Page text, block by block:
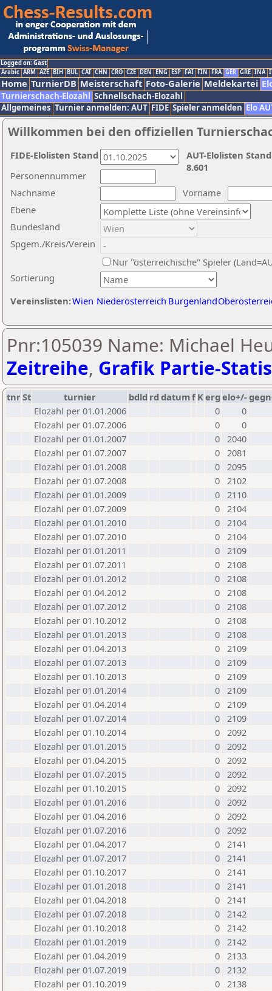
Logged on: Gast
Arabic ARM AZE BIH BUL CAT CHN CRO CZE DEN ENG ESP FAI FIN FRA GER GRE INA
Home TurnierDB Meisterschaft Foto-Galerie Meldekartei
Turnierschach-Elozahl Schnellschach-Elozahl
Allgemeines Turnier anmelden: AUT FIDE Spieler anmelden Elo
Willkommen bei den offiziellen
Nachname
Vorname
Ebene
Sortierung
Personennummer
Bundesland
Spgem./Kreis/Verein
Nur "österreichische" Spieler
Vereinslisten:Wien Niederösterreich Burgenland
AUT-Elolisten
8.601
FIDE-Elolisten Stand
Pnr:105039 Name: Michael
Zeitreihe, Grafik Partie-
tnrSt turnier bdld rd datumf Kerg elo+/-
Elozahl per 01.01.2006
0
0
Elozahl per 01.07.2006
0
0
Elozahl per 01.01.2007
0 2040
Elozahl per 01.07.2007
0 2081
Elozahl per 01.01.2008
0 2095
Elozahl per 01.07.2008
0 2102
Elozahl per 01.01.2009
0 2110
Elozahl per 01.07.2009
0 2104
Elozahl per 01.01.2010
0 2104
Elozahl per 01.07.2010
0 2104
Elozahl per 01.01.2011
0 2109
Elozahl per 01.07.2011
0 2108
Elozahl per 01.01.2012
0 2108
Elozahl per 01.04.2012
0 2108
Elozahl per 01.07.2012
0 2108
Elozahl per 01.10.2012
0 2108
Elozahl per 01.01.2013
0 2108
Elozahl per 01.04.2013
0 2109
Elozahl per 01.07.2013
0 2109
Elozahl per 01.10.2013
0 2109
Elozahl per 01.01.2014
0 2109
Elozahl per 01.04.2014
0 2109
Elozahl per 01.07.2014
0 2109
Elozahl per 01.10.2014
0 2092
Elozahl per 01.01.2015
0 2092
Elozahl per 01.04.2015
0 2092
Elozahl per 01.07.2015
0 2092
Elozahl per 01.10.2015
0 2092
Elozahl per 01.01.2016
0 2092
Elozahl per 01.04.2016
0 2092
Elozahl per 01.07.2016
0 2092
Elozahl per 01.04.2017
0 2141
Elozahl per 01.07.2017
0 2141
Elozahl per 01.10.2017
0 2141
Elozahl per 01.01.2018
0 2141
Elozahl per 01.04.2018
0 2141
Elozahl per 01.07.2018
0 2142
Elozahl per 01.10.2018
0 2142
Elozahl per 01.01.2019
0 2142
Elozahl per 01.04.2019
0 2133
Elozahl per 01.07.2019
0 2132
Elozahl per 01.10.2019
0 2138